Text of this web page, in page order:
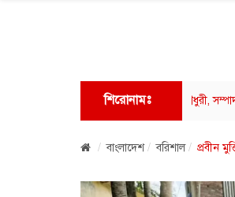
শিরোনামঃ
ফোরামের সভাপতি সুমন চৌধুরী, সম্পাদক সাঈদ
বাংলাদেশ বরিশাল প্রবীন